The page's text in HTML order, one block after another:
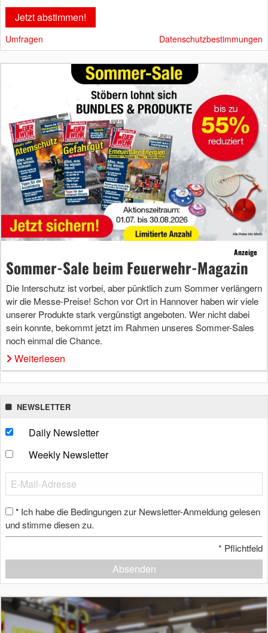
Umfragen Datenschutzbestimmungen
Anzeige
Sommer-Sale beim Feuerwehr-Magazin
Die Interschutz ist vorbei, aber pünktlich zum Sommer verlängern
wir die Messe-Preise! Schon vor Ort in Hannover haben wir viele
unserer Produkte stark vergünstigt angeboten. Wer nicht dabei
sein konnte, bekommt jetzt im Rahmen unseres Sommer-Sales
noch einmal die Chance.
Weiterlesen
NEWSLETTER
Daily Newsletter
Weekly Newsletter
* Ich habe die Bedingungen zur Newsletter-Anmeldung gelesen
und stimme diesen zu.
* Pflichtfeld
Absenden